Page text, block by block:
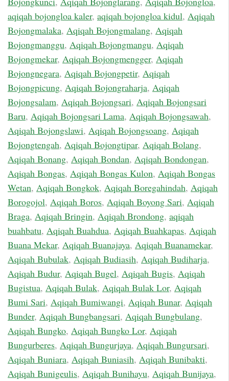
aqiqah bojongloa kaler, aqiqah bojongloa kidul, Aqiqah
Bojongmalaka, Aqiqah Bojongmalang, Aqiqah
Bojongmanggu, Aqiqah Bojongmangu, Aqiqah
Bojongmekar, Aqiqah Bojongmengger, Aqiqah
Bojongnegara, Aqiqah Bojongpetir, Aqiqah
Bojongpicung, Aqiqah Bojongraharja, Aqiqah
Bojongsalam, Aqiqah Bojongsari, Aqiqah Bojongsari
Baru, Aqiqah Bojongsari Lama, Aqiqah Bojongsawah,
Aqiqah Bojongslawi, Aqiqah Bojongsoang, Aqiqah
Bojongtengah, Aqiqah Bojongtipar, Aqiqah Bolang,
Aqiqah Bonang, Aqiqah Bondan, Aqiqah Bondongan,
Aqiqah Bongas, Aqiqah Bongas Kulon, Aqiqah Bongas
Wetan, Aqiqah Bongkok, Aqiqah Boregahindah, Aqiqah
Borogojol, Aqiqah Boros, Aqiqah Boyong Sari, Aqiqah
Braga, Aqiqah Bringin, Aqiqah Brondong, aqiqah
buahbatu, Aqiqah Buahdua, Aqiqah Buahkapas, Aqiqah
Buana Mekar, Aqiqah Buanajaya, Aqiqah Buanamekar,
Aqiqah Bubulak, Aqiqah Budiasih, Aqiqah Budiharja,
Aqiqah Budur, Aqiqah Bugel, Aqiqah Bugis, Aqiqah
Bugistua, Aqiqah Bulak, Aqiqah Bulak Lor, Aqiqah
Bumi Sari, Aqiqah Bumiwangi, Aqiqah Bunar, Aqiqah
Bunder, Aqiqah Bungbangsari, Aqiqah Bungbulang,
Aqiqah Bungko, Aqiqah Bungko Lor, Aqiqah
Bungurberes, Aqiqah Bungurjaya, Aqiqah Bungursari,
Aqiqah Buniara, Aqiqah Buniasih, Aqiqah Bunibakti,
Aqiqah Bunigeulis, Aqiqah Bunihayu, Aqiqah Bunijaya,